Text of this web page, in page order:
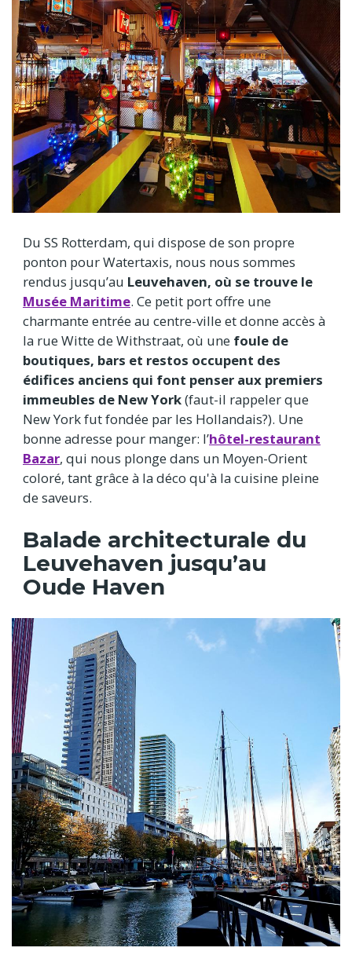
Du SS Rotterdam, qui dispose de son propre
ponton pour Watertaxis, nous nous sommes
rendus jusqu’au Leuvehaven, où se trouve le
Musée Maritime. Ce petit port offre une
charmante entrée au centre-ville et donne accès à
la rue Witte de Withstraat, où une foule de
boutiques, bars et restos occupent des
édifices anciens qui font penser aux premiers
immeubles de New York(faut-il rappeler que
New York fut fondée par les Hollandais?). Une
bonne adresse pour manger: l’hôtel-restaurant
Bazar, qui nous plonge dans un Moyen-Orient
coloré, tant grâce à la déco qu'à la cuisine pleine
de saveurs.
Balade architecturale du
Leuvehaven jusqu’au
Oude Haven